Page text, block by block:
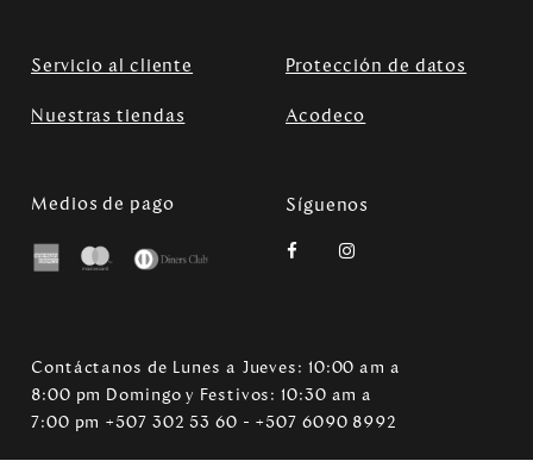
Servicio al cliente Protección de datos
Nuestras tiendas Acodeco
Medios de pago Síguenos
Contáctanos de Lunes a Jueves: 10:00 am a
8:00 pm Domingo y Festivos: 10:30 am a
7:00 pm +507 302 53 60 - +507 6090 8992